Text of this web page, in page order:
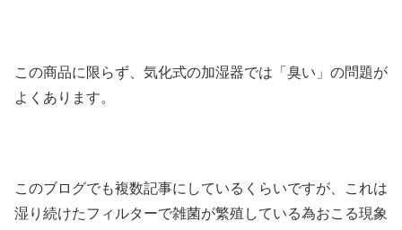
この商品に限らず、気化式の加湿器では「臭い」の問題が
よくあります。
このブログでも複数記事にしているくらいですが、これは
湿り続けたフィルターで雑菌が繁殖している為おこる現象